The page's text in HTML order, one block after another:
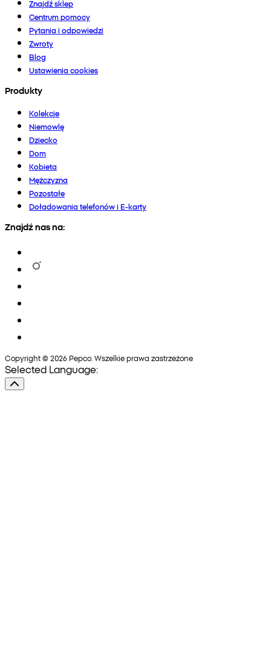
Znajdź sklep
Centrum pomocy
Pytania i odpowiedzi
Zwroty
Blog
Ustawienia cookies
Produkty
Kolekcje
Niemowlę
Dziecko
Dom
Kobieta
Mężczyzna
Pozostałe
Doładowania telefonów i E-karty
Znajdź nas na:
Copyright © 2026 Pepco. Wszelkie prawa zastrzeżone
Selected Language: